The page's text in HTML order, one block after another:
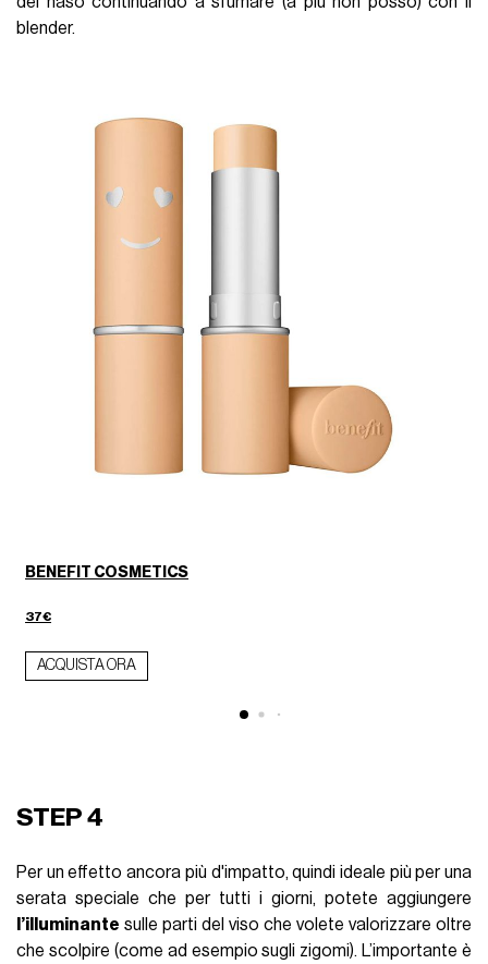
blender.
BENEFIT COSMETICS
37€
ACQUISTA ORA
STEP 4
Per un effetto ancora più d'impatto, quindi ideale più per una
serata speciale che per tutti i giorni, potete aggiungere
l’illuminante sulle parti del viso che volete valorizzare oltre
che scolpire (come ad esempio sugli zigomi). L’importante è